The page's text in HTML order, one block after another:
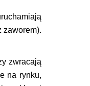
zaworem).
zwracają
na rynku,